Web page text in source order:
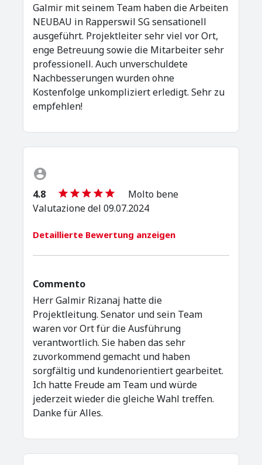
Galmir mit seinem Team haben die Arbeiten
NEUBAU in Rapperswil SG sensationell
ausgeführt. Projektleiter sehr viel vor Ort,
enge Betreuung sowie die Mitarbeiter sehr
professionell. Auch unverschuldete
Nachbesserungen wurden ohne
Kostenfolge unkompliziert erledigt. Sehr zu
empfehlen!
4.8
Molto bene
Valutazione del 09.07.2024
Detaillierte Bewertung anzeigen
Commento
Herr Galmir Rizanaj hatte die
Projektleitung. Senator und sein Team
waren vor Ort für die Ausführung
verantwortlich. Sie haben das sehr
zuvorkommend gemacht und haben
sorgfältig und kundenorientiert gearbeitet.
Ich hatte Freude am Team und würde
jederzeit wieder die gleiche Wahl treffen.
Danke für Alles.